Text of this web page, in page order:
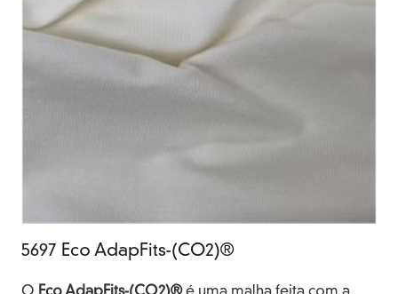
5697 Eco AdapFits-(CO2)®